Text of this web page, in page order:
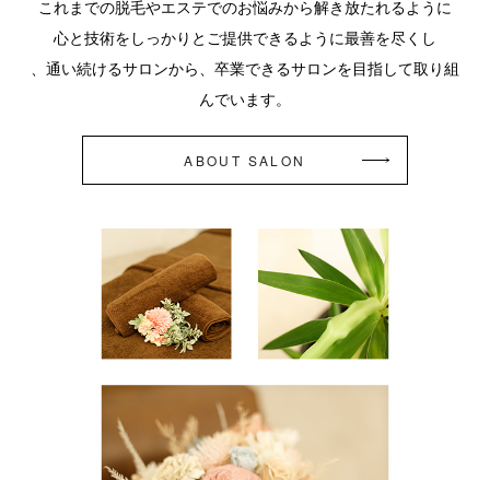
これまでの脱毛やエステでのお悩みから解き放たれるように
心と技術をしっかりとご提供できるように最善を尽くし
、通い続けるサロンから、卒業できるサロンを目指して取り組
んでいます。
ABOUT SALON